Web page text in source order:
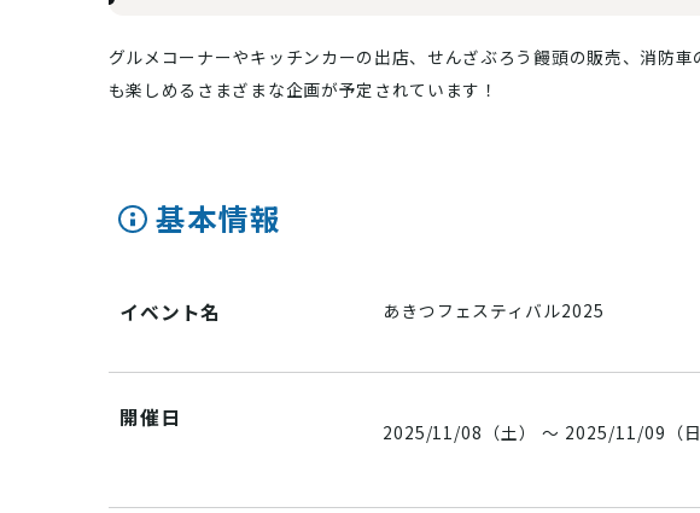
グルメコーナーやキッチンカーの出店、せんざぶろう饅頭の販売、消防
も楽しめるさまざまな企画が予定されています！
基本情報
イベント名 あきつフェスティバル2025
開催日
2025/11/08（土） ～ 2025/11/09（日